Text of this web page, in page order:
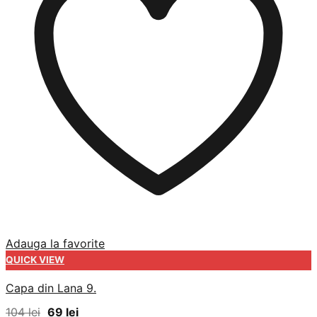
Adauga la favorite
QUICK VIEW
Capa din Lana 9.
104lei Prețul
69 leiPrețul